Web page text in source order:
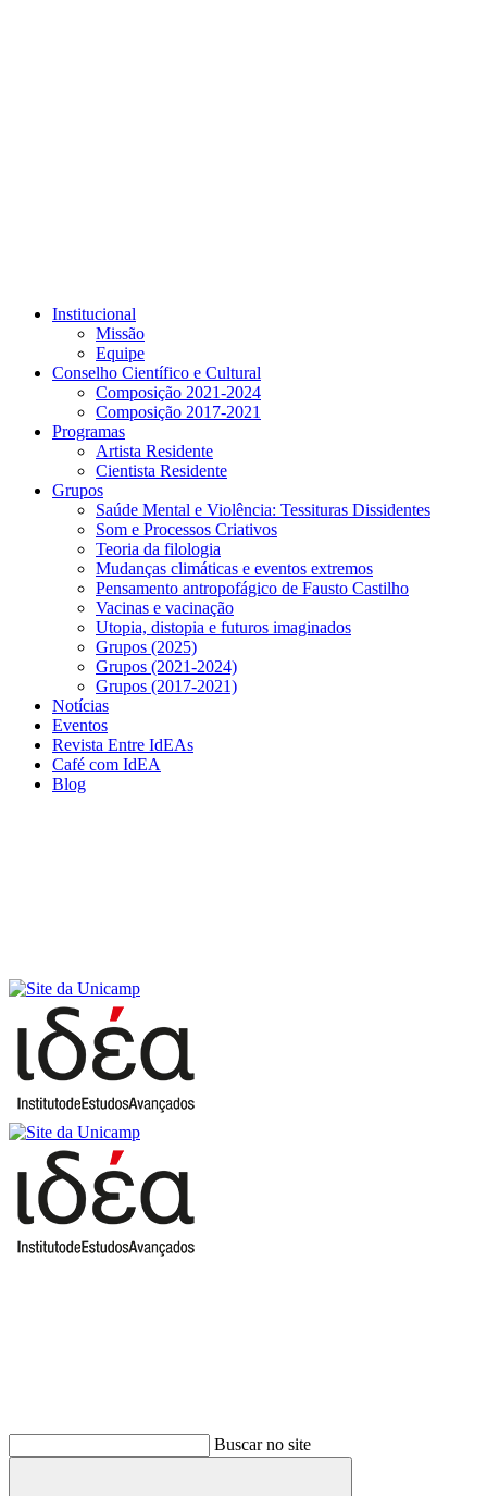
Institucional
Missão
Equipe
Conselho Científico e Cultural
Composição 2021-2024
Composição 2017-2021
Programas
Artista Residente
Cientista Residente
Grupos
Saúde Mental e Violência: Tessituras Dissidentes
Som e Processos Criativos
Teoria da filologia
Mudanças climáticas e eventos extremos
Pensamento antropofágico de Fausto Castilho
Vacinas e vacinação
Utopia, distopia e futuros imaginados
Grupos (2025)
Grupos (2021-2024)
Grupos (2017-2021)
Notícias
Eventos
Revista Entre IdEAs
Café com IdEA
Blog
Buscar no site